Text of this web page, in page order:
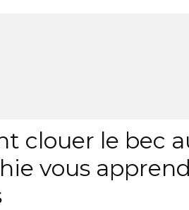
clouer le bec
vous